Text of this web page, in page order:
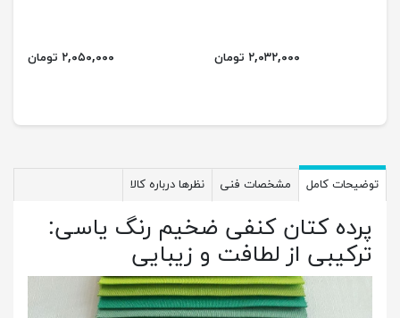
۲,۰۳۲,۰۰۰ تومان ۲,۰۵۰,۰۰۰ تومان
توضیحات کامل مشخصات فنی نظرها درباره کالا
پرده کتان کنفی ضخیم رنگ یاسی:
ترکیبی از لطافت و زیبایی